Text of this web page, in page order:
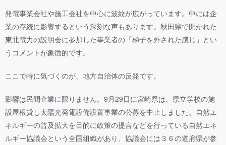
発電事業会社や施工会社を中心に波紋が広がっています。中には企
業の存続に影響するという深刻な声もあります。秋田県で開かれた
東北電力の説明会に参加した事業者の「梯子を外された感じ」とい
うコメントが象徴的です。
ここで特に気づくのが、地方自治体の反発です。
影響は民間企業に限りません。9月29日に宮崎県は、県立学校の施
設屋根貸し太陽光発電設備設置事業の公募を中止しました。自然エ
ネルギーの普及拡大を目的に政策の提言などを行っている自然エネ
ルギー協議会という全国組織があり、協議会には３６の道府県が参